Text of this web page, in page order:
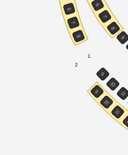
1
2
6
7
6
8
7
8
9
9
10
9 11
10
11